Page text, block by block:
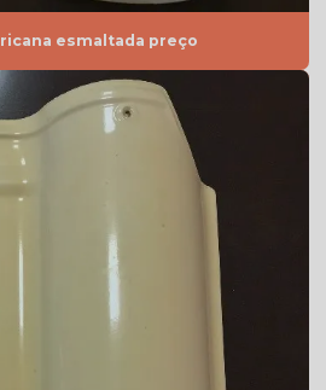
esmaltada preço